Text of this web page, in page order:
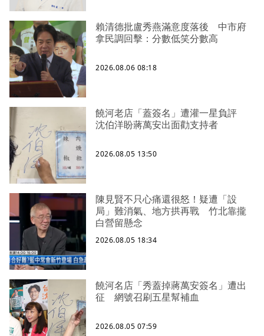
賴清德批盧秀燕滿意度落後 中市府
拿民調回擊：分數低笑分數高
2026.08.06 08:18
饒河老店「蓋簽名」遭灌一星負評
沈伯洋盼蔣萬安出面勸支持者
2026.08.05 13:50
陳見賢不只心痛還很怒！疑遭「設
局」難消氣、地方拱再戰 竹北靠攏
白營留懸念
2026.08.05 18:34
饒河名店「秀蓋掉蔣萬安簽名」遭出
征 網號召刷五星幫補血
2026.08.05 07:59